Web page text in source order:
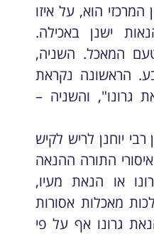
המרכזי הוא, על איזו
ישנן באכילה.
המאכל. השניה,
הראשונה נקראת
גרונו", והשניה –
יוחנן לריש לקיש
התורה ההנאה
או הנאת מעיו,
מאכלות אסורות
גרונו אף על פי